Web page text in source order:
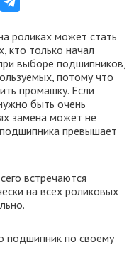
роликах может стать
кто только начал
выборе подшипников,
потому что
промашку. Если
быть очень
замена может не
превышает
встречаются
на всех роликовых
подшипник по своему